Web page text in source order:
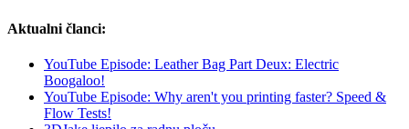
Aktualni članci:
YouTube Episode: Leather Bag Part Deux: Electric
Boogaloo!
YouTube Episode: Why aren't you printing faster? Speed &
Flow Tests!